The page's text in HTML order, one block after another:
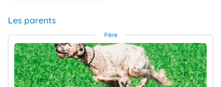
Les parents
Père